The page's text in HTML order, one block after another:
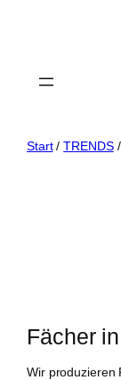
Start/TRENDS/
Fächer
Wir produzieren